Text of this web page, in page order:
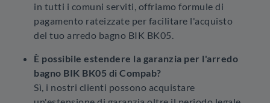
in tutti i comuni serviti, offriamo formule di
pagamento rateizzate per facilitare l'acquisto
del tuo arredo bagno BIK BK05.
È possibile estendere la garanzia per l'arredo
bagno BIK BK05 di Compab?
Sì, i nostri clienti possono acquistare